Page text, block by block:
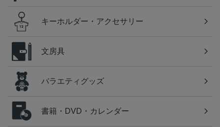
キーホルダー・アクセサリー
文房具
バラエティグッズ
書籍・DVD・カレンダー